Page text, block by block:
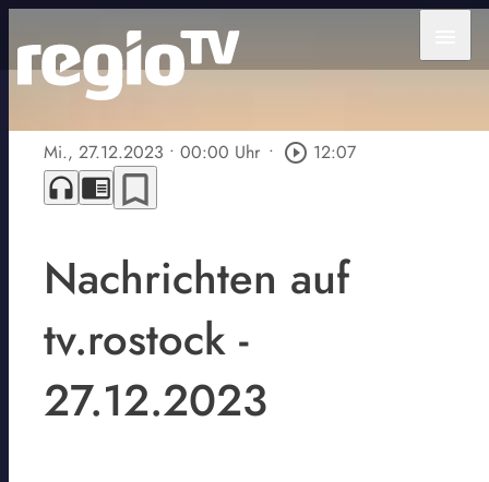
Mi., 27.12.2023 • 00:00 Uhr • play_circle_outline 12:07
headphones chrome_reader_mode bookmark_border
Nachrichten auf
tv.rostock -
27.12.2023